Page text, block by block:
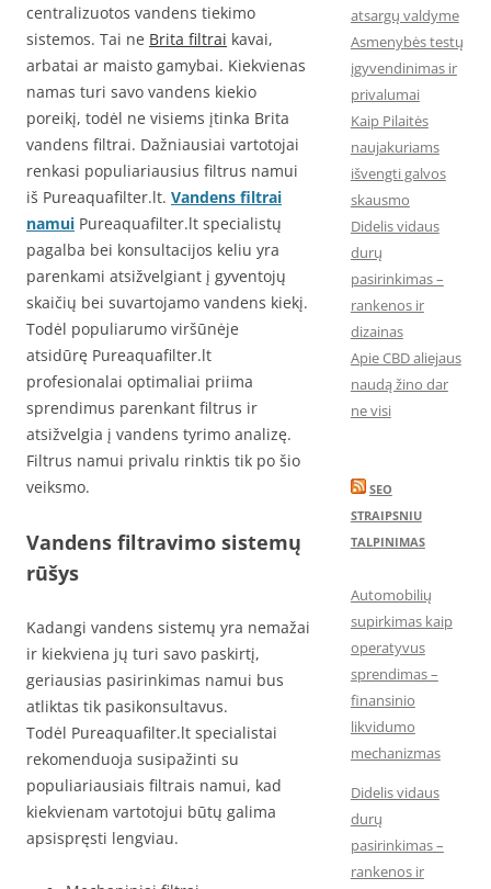
centralizuotos vandens tiekimo
sistemos. Tai ne Brita filtrai kavai,
arbatai ar maisto gamybai. Kiekvienas
namas turi savo vandens kiekio
poreikį, todėl ne visiems įtinka Brita
vandens filtrai. Dažniausiai vartotojai
renkasi populiariausius filtrus namui
iš Pureaquafilter.lt. Vandens filtrai
namui Pureaquafilter.lt specialistų
pagalba bei konsultacijos keliu yra
parenkami atsižvelgiant į gyventojų
skaičių bei suvartojamo vandens kiekį.
Todėl populiarumo viršūnėje
atsidūrę Pureaquafilter.lt
profesionalai optimaliai priima
sprendimus parenkant filtrus ir
atsižvelgia į vandens tyrimo analizę.
Filtrus namui privalu rinktis tik po šio
veiksmo.
Vandens filtravimo sistemų
rūšys
Kadangi vandens sistemų yra nemažai
ir kiekviena jų turi savo paskirtį,
geriausias pasirinkimas namui bus
atliktas tik pasikonsultavus.
Todėl Pureaquafilter.lt specialistai
rekomenduoja susipažinti su
populiariausiais filtrais namui, kad
kiekvienam vartotojui būtų galima
apsispręsti lengviau.
atsargų valdyme
Asmenybės testų
įgyvendinimas ir
privalumai
Kaip Pilaitės
naujakuriams
išvengti galvos
skausmo
Didelis vidaus
durų
pasirinkimas –
rankenos ir
dizainas
Apie CBD aliejaus
naudą žino dar
ne visi
SEO
STRAIPSNIU
TALPINIMAS
Automobilių
supirkimas kaip
operatyvus
sprendimas –
finansinio
likvidumo
mechanizmas
Didelis vidaus
durų
pasirinkimas –
rankenos ir